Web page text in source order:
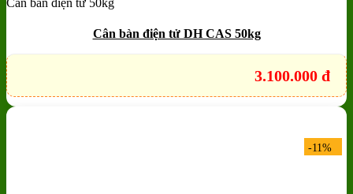
Add to wishlist
Cân bàn điện tử 50kg
Cân bàn điện tử DH CAS 50kg
3.100.000 đ
-11%